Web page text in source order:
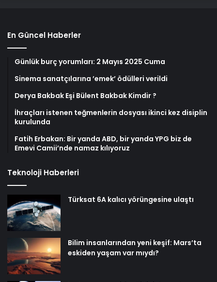
En Güncel Haberler
Günlük burç yorumları: 2 Mayıs 2025 Cuma
Sinema sanatçılarına ’emek’ ödülleri verildi
Derya Bakbak Eşi Bülent Bakbak Kimdir ?
İhraçları istenen teğmenlerin dosyası ikinci kez disiplin
kurulunda
Fatih Erbakan: Bir yanda ABD, bir yanda YPG biz de
Emevi Camii’nde namaz kılıyoruz
Teknoloji Haberleri
Türksat 6A kalıcı yörüngesine ulaştı
Bilim insanlarından yeni keşif: Mars’ta
eskiden yaşam var mıydı?